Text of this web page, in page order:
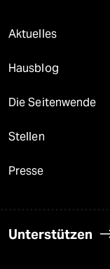
Aktuelles
Hausblog
Die Seitenwende
Stellen
Presse
Unterstützen